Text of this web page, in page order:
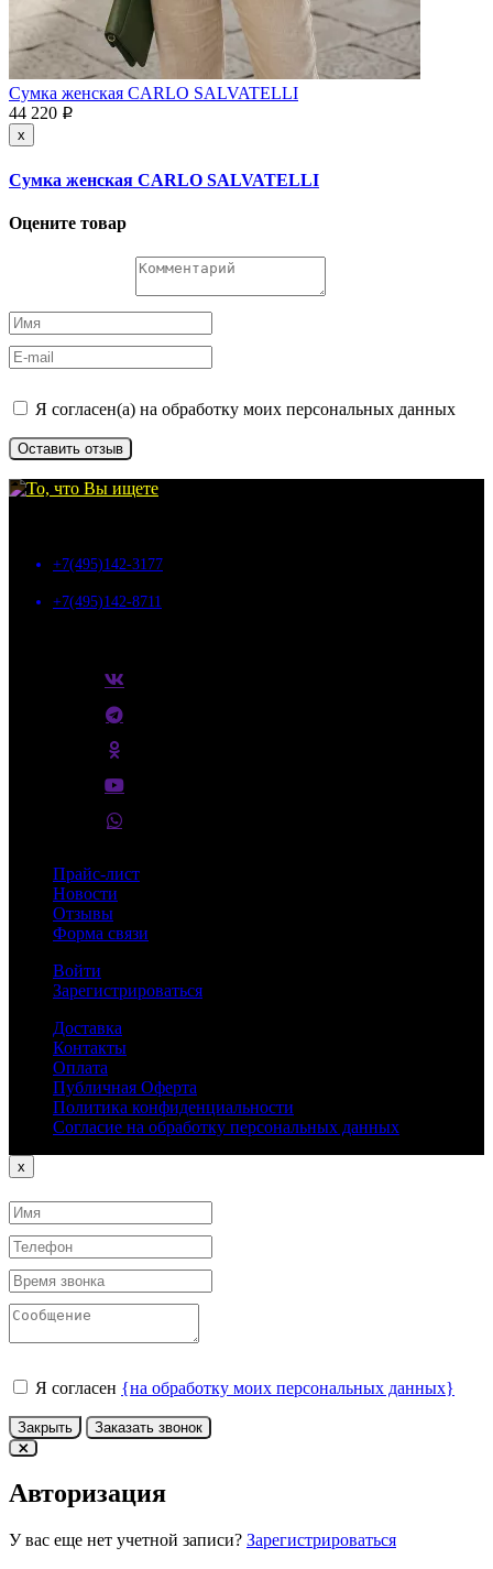
Сумка женская CARLO SALVATELLI
44 220 p
x
Сумка женская CARLO SALVATELLI
Оцените товар
Я согласен(а) на обработку моих персональных данных
Оставить отзыв
+7(495)142-3177
+7(495)142-8711
Прайс-лист
Новости
Отзывы
Форма связи
Войти
Зарегистрироваться
Доставка
Контакты
Оплата
Публичная Оферта
Политика конфиденциальности
Согласие на обработку персональных данных
x
Я согласен {на обработку моих персональных данных}
Закрыть Заказать звонок
Авторизация
У вас еще нет учетной записи? Зарегистрироваться